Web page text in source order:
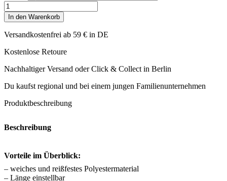
Hunter
-
Halsband
London
Menge
In den Warenkorb
Versandkostenfrei ab 59 € in DE
Kostenlose Retoure
Nachhaltiger Versand oder Click & Collect in Berlin
Du kaufst regional und bei einem jungen Familienunternehmen
Produktbeschreibung
Beschreibung
Vorteile im Überblick:
– weiches und reißfestes Polyestermaterial
– Länge einstellbar